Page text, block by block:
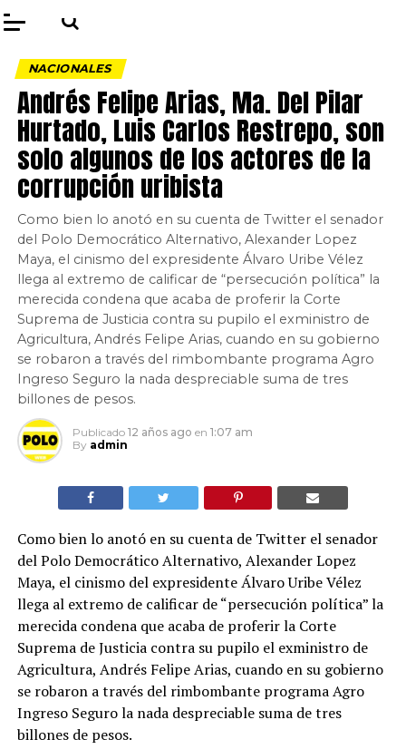
NACIONALES
Andrés Felipe Arias, Ma. Del Pilar
Hurtado, Luis Carlos Restrepo, son
solo algunos de los actores de la
corrupción uribista
Como bien lo anotó en su cuenta de Twitter el senador
del Polo Democrático Alternativo, Alexander Lopez
Maya, el cinismo del expresidente Álvaro Uribe Vélez
llega al extremo de calificar de “persecución política” la
merecida condena que acaba de proferir la Corte
Suprema de Justicia contra su pupilo el exministro de
Agricultura, Andrés Felipe Arias, cuando en su gobierno
se robaron a través del rimbombante programa Agro
Ingreso Seguro la nada despreciable suma de tres
billones de pesos.
Publicado 12 años ago en 1:07 am
By admin
Como bien lo anotó en su cuenta de Twitter el senador
del Polo Democrático Alternativo, Alexander Lopez
Maya, el cinismo del expresidente Álvaro Uribe Vélez
llega al extremo de calificar de “persecución política” la
merecida condena que acaba de proferir la Corte
Suprema de Justicia contra su pupilo el exministro de
Agricultura, Andrés Felipe Arias, cuando en su gobierno
se robaron a través del rimbombante programa Agro
Ingreso Seguro la nada despreciable suma de tres
billones de pesos.